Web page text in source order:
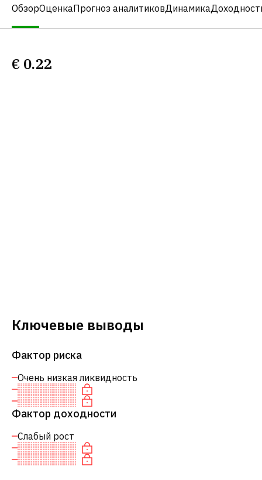
ОбзорОценкаПрогноз аналитиковДинамика
€ 0.22
Ключевые выводы
Фактор риска
Очень низкая ликвидность
Фактор доходности
Слабый рост